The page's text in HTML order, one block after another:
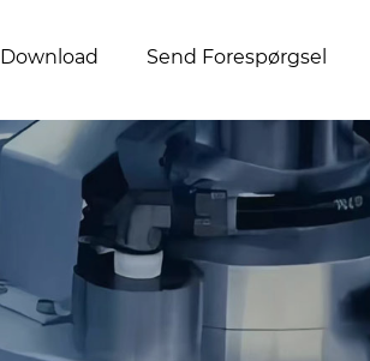
Download Send Forespørgsel